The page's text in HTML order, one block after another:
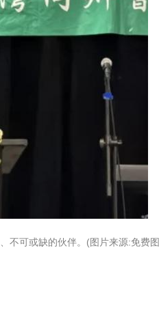
不可或缺的伙伴。(图片来源:免费图